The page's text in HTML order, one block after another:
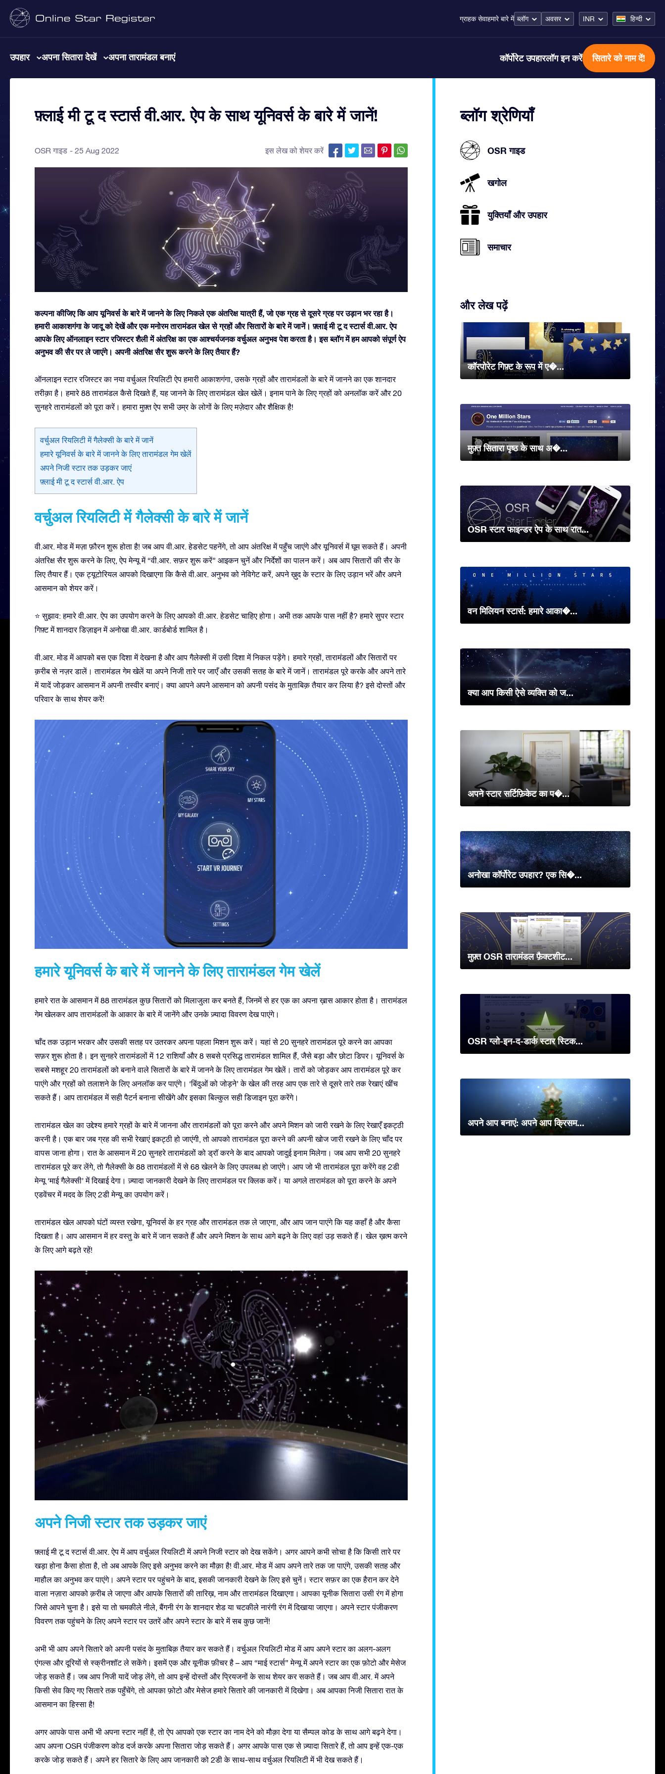
ग्राहक सेवाहमारे बारे में ब्लॉग अवसर INR हिन्दी
उपहार अपना सितारा देखें अपना तारामंडल बनाएं कॉर्पोरेट उपहारलॉग इन करें सितारे को नाम दें!
फ़्लाई मी टू द स्टार्स वी.आर. ऐप के साथ यूनिवर्स के बारे में जानें!
OSR गाइड 25 Aug 2022 इस लेख को शेयर करें
कल्पना कीजिए कि आप यूनिवर्स के बारे में जानने के लिए निकले एक अंतरिक्ष यात्री हैं, जो एक ग्रह से दूसरे ग्रह पर उड़ान भर रहा है।
हमारी आकाशगंगा के जादू को देखें और एक मनोरम तारामंडल खेल से ग्रहों और सितारों के बारे में जानें। फ़्लाई मी टू द स्टार्स वी.आर. ऐप
आपके लिए ऑनलाइन स्टार रजिस्टर शैली में अंतरिक्ष का एक आश्चर्यजनक वर्चुअल अनुभव पेश करता है। इस ब्लॉग में हम आपको संपूर्ण ऐप
अनुभव की सैर पर ले जाएंगे। अपनी अंतरिक्ष सैर शुरू करने के लिए तैयार हैं?
ऑनलाइन स्टार रजिस्टर का नया वर्चुअल रियलिटी ऐप हमारी आकाशगंगा, उसके ग्रहों और तारामंडलों के बारे में जानने का एक शानदार
तरीक़ा है। हमारे 88 तारामंडल कैसे दिखते हैं, यह जानने के लिए तारामंडल खेल खेलें। इनाम पाने के लिए ग्रहों को अनलॉक करें और 20
सुनहरे तारामंडलों को पूरा करें। हमारा मुफ़्त ऐप सभी उम्र के लोगों के लिए मज़ेदार और शैक्षिक है!
वर्चुअल रियलिटी में गैलेक्सी के बारे में जानें
हमारे यूनिवर्स के बारे में जानने के लिए तारामंडल गेम खेलें
अपने निजी स्टार तक उड़कर जाएं
फ़्लाई मी टू द स्टार्स वी.आर. ऐप
वर्चुअल रियलिटी में गैलेक्सी के बारे में जानें
वी.आर. मोड में मज़ा फ़ौरन शुरू होता है! जब आप वी.आर. हेडसेट पहनेंगे, तो आप अंतरिक्ष में पहुँच जाएंगे और यूनिवर्स में घूम सकते हैं। अपनी
अंतरिक्ष सैर शुरू करने के लिए, ऐप मेन्यू में “वी.आर. सफ़र शुरू करें” आइकन चुनें और निर्देशों का पालन करें। अब आप सितारों की सैर के
लिए तैयार हैं। एक ट्यूटोरियल आपको दिखाएगा कि कैसे वी.आर. अनुभव को नेविगेट करें, अपने ख़ुद के स्टार के लिए उड़ान भरें और अपने
आसमान को शेयर करें।
⭐ सुझाव: हमारे वी.आर. ऐप का उपयोग करने के लिए आपको वी.आर. हेडसेट चाहिए होगा। अभी तक आपके पास नहीं है? हमारे सुपर स्टार
गिफ़्ट में शानदार डिज़ाइन में अनोखा वी.आर. कार्डबोर्ड शामिल है।
वी.आर. मोड में आपको बस एक दिशा में देखना है और आप गैलेक्सी में उसी दिशा में निकल पड़ेंगे। हमारे ग्रहों, तारामंडलों और सितारों पर
क़रीब से नज़र डालें। तारामंडल गेम खेलें या अपने निजी तारे पर जाएँ और उसकी सतह के बारे में जानें। तारामंडल पूरे करके और अपने तारे
में यादें जोड़कर आसमान में अपनी तस्वीर बनाएं। क्या आपने अपने आसमान को अपनी पसंद के मुताबिक़ तैयार कर लिया है? इसे दोस्तों और
परिवार के साथ शेयर करें!
हमारे यूनिवर्स के बारे में जानने के लिए तारामंडल गेम खेलें
हमारे रात के आसमान में 88 तारामंडल कुछ सितारों को मिलाजुला कर बनते हैं, जिनमें से हर एक का अपना ख़ास आकार होता है। तारामंडल
गेम खेलकर आप तारामंडलों के आकार के बारे में जानेंगे और उनके ज़्यादा विवरण देख पाएंगे।
चाँद तक उड़ान भरकर और उसकी सतह पर उतरकर अपना पहला मिशन शुरू करें। यहां से 20 सुनहरे तारामंडल पूरे करने का आपका
सफ़र शुरू होता है। इन सुनहरे तारामंडलों में 12 राशियाँ और 8 सबसे प्रसिद्ध तारामंडल शामिल हैं, जैसे बड़ा और छोटा डिपर। यूनिवर्स के
सबसे मशहूर 20 तारामंडलों को बनाने वाले सितारों के बारे में जानने के लिए तारामंडल गेम खेलें। तारों को जोड़कर आप तारामंडल पूरे कर
पाएंगे और ग्रहों को तलाशने के लिए अनलॉक कर पाएंगे। ‘बिंदुओं को जोड़ने’ के खेल की तरह आप एक तारे से दूसरे तारे तक रेखाएं खींच
सकते हैं। आप तारामंडल में सही पैटर्न बनाना सीखेंगे और इसका बिल्कुल सही डिजाइन पूरा करेंगे।
तारामंडल खेल का उद्देश्य हमारे ग्रहों के बारे में जानना और तारामंडलों को पूरा करने और अपने मिशन को जारी रखने के लिए रेखाएँ इकट्ठी
करनी है। एक बार जब ग्रह की सभी रेखाएं इकट्ठी हो जाएंगी, तो आपको तारामंडल पूरा करने की अपनी खोज जारी रखने के लिए चाँद पर
वापस जाना होगा। रात के आसमान में 20 सुनहरे तारामंडलों को ड्रॉ करने के बाद आपको जादुई इनाम मिलेगा। जब आप सभी 20 सुनहरे
तारामंडल पूरे कर लेंगे, तो गैलेक्सी के 88 तारामंडलों में से 68 खेलने के लिए उपलब्ध हो जाएंगे। आप जो भी तारामंडल पूरा करेंगे वह 2डी
मेन्यू ‘माई गैलेक्सी’ में दिखाई देगा। ज़्यादा जानकारी देखने के लिए तारामंडल पर क्लिक करें। या अगले तारामंडल को पूरा करने के अपने
एडवेंचर में मदद के लिए 2डी मेन्यू का उपयोग करें।
तारामंडल खेल आपको घंटों व्यस्त रखेगा, यूनिवर्स के हर ग्रह और तारामंडल तक ले जाएगा, और आप जान पाएंगे कि यह कहाँ है और कैसा
दिखता है। आप आसमान में हर वस्तु के बारे में जान सकते हैं और अपने मिशन के साथ आगे बढ़ने के लिए वहां उड़ सकते हैं। खेल ख़त्म करने
के लिए आगे बढ़ते रहें!
अपने निजी स्टार तक उड़कर जाएं
फ़्लाई मी टू द स्टार्स वी.आर. ऐप में आप वर्चुअल रियलिटी में अपने निजी स्टार को देख सकेंगे। अगर आपने कभी सोचा है कि किसी तारे पर
खड़ा होना कैसा होता है, तो अब आपके लिए इसे अनुभव करने का मौक़ा है! वी.आर. मोड में आप अपने तारे तक जा पाएंगे, उसकी सतह और
माहौल का अनुभव कर पाएंगे। अपने स्टार पर पहुंचने के बाद, इसकी जानकारी देखने के लिए इसे चुनें। स्टार सफ़र का एक हैरान कर देने
वाला नज़ारा आपको क़रीब ले जाएगा और आपके सितारों की तारिख़, नाम और तारामंडल दिखाएगा। आपका यूनीक सितारा उसी रंग में होगा
जिसे आपने चुना है। इसे या तो चमकीले नीले, बैंगनी रंग के शानदार शेड या चटकीले नारंगी रंग में दिखाया जाएगा। अपने स्टार पंजीकरण
विवरण तक पहुंचने के लिए अपने स्टार पर उतरें और अपने स्टार के बारे में सब कुछ जानें!
अभी भी आप अपने सितारे को अपनी पसंद के मुताबिक़ तैयार कर सकते हैं। वर्चुअल रियलिटी मोड में आप अपने स्टार का अलग-अलग
एंगल्स और दूरियों से स्क्रीनशॉट ले सकेंगे। इसमें एक और यूनीक फ़ीचर है – आप “माई स्टार्स” मेन्यू में अपने स्टार का एक फ़ोटो और मेसेज
जोड़ सकते हैं। जब आप निजी यादें जोड़ लेंगे, तो आप इन्हें दोस्तों और प्रियजनों के साथ शेयर कर सकते हैं। जब आप वी.आर. में अपने
किसी सेव किए गए सितारे तक पहुँचेंगे, तो आपका फ़ोटो और मेसेज हमारे सितारे की जानकारी में दिखेगा। अब आपका निजी सितारा रात के
आसमान का हिस्सा है!
अगर आपके पास अभी भी अपना स्टार नहीं है, तो ऐप आपको एक स्टार का नाम देने को मौक़ा देगा या सैम्पल कोड के साथ आगे बढ़ने देगा।
आप अपना OSR पंजीकरण कोड दर्ज करके अपना सितारा जोड़ सकते हैं। अगर आपके पास एक से ज़्यादा सितारे हैं, तो आप इन्हें एक-एक
करके जोड़ सकते हैं। अपने हर सितारे के लिए आप जानकारी को 2डी के साथ-साथ वर्चुअल रियलिटी में भी देख सकते हैं।
ब्लॉग श्रेणियाँ
OSR गाइड
खगोल
युक्तियाँ और उपहार
समाचार
और लेख पढ़ें
कॉरपोरेट गिफ़्ट के रूप में ए�...
मुफ़्त सितारा पृष्ठ के साथ अ�...
OSR स्टार फाइन्डर ऐप के साथ रात...
वन मिलियन स्टार्स: हमारे आका�...
क्या आप किसी ऐसे व्यक्ति को ज...
अपने स्टार सर्टिफ़िकेट का प�...
अनोखा कॉर्पोरेट उपहार? एक सि�...
मुफ़्त OSR तारामंडल फ़ैक्टशीट...
OSR ग्लो-इन-द-डार्क स्टार स्टिक...
अपने आप बनाएं: अपने आप क्रिसम...